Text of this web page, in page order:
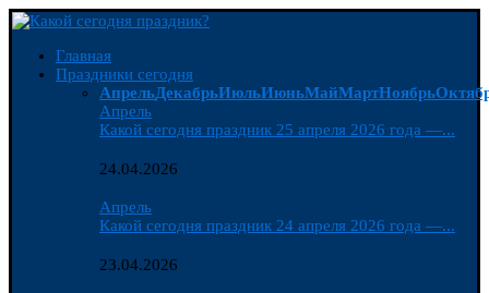
Главная
Праздники сегодня
АпрельДекабрьИюльИюньМайМартНоябрь
Апрель
Какой сегодня праздник 25 апреля 2026 года —...
24.04.2026
Апрель
Какой сегодня праздник 24 апреля 2026 года —...
23.04.2026